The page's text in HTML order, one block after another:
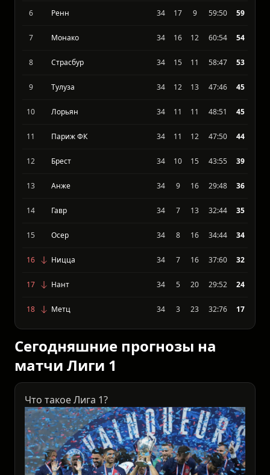
6 Ренн 34 17 9 59:50 59
7 Монако 34 16 12 60:54 54
8 Страсбур 34 15 11 58:47 53
9 Тулуза 34 12 13 47:46 45
10 Лорьян 34 11 11 48:51 45
11 Париж ФК 34 11 12 47:50 44
12 Брест 34 10 15 43:55 39
13 Анже 34 9 16 29:48 36
14 Гавр 34 7 13 32:44 35
15 Осер 34 8 16 34:44 34
16 Ницца 34 7 16 37:60 32
17 Нант 34 5 20 29:52 24
18 Метц 34 3 23 32:76 17
Сегодняшние прогнозы на
матчи Лиги 1
Что такое Лига 1?